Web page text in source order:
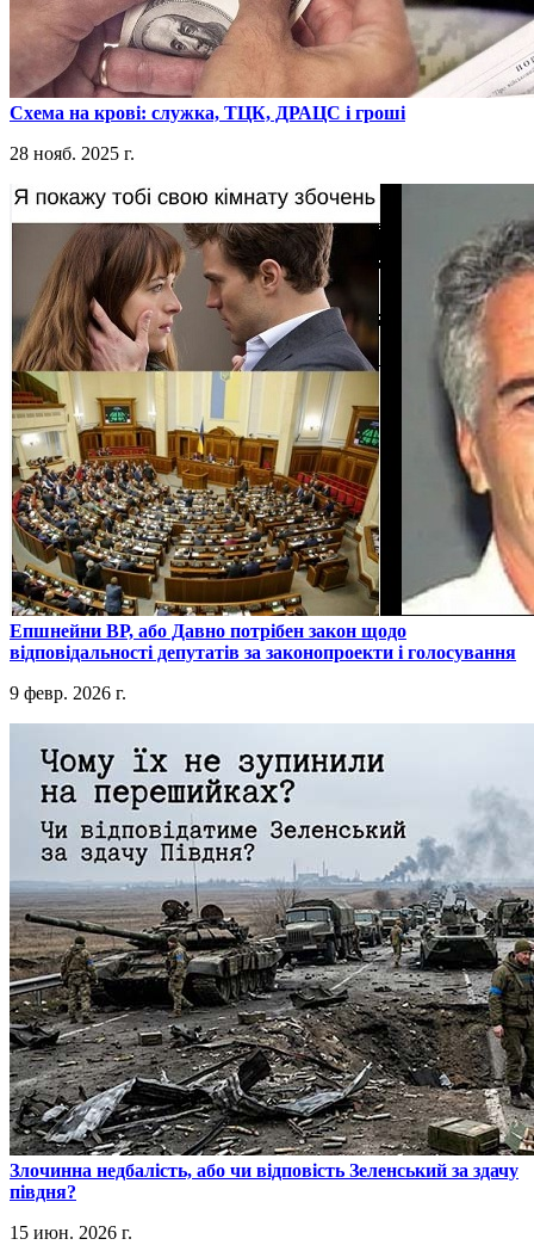
​Схема на крові: служка, ТЦК, ДРАЦС і гроші
28 нояб. 2025 г.
​Епшнейни ВР, або Давно потрібен закон щодо
відповідальності депутатів за законопроекти і голосування
9 февр. 2026 г.
​Злочинна недбалість, або чи відповість Зеленський за здачу
півдня?
15 июн. 2026 г.